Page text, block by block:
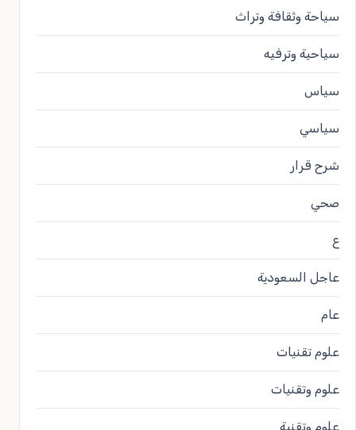
سياحة وثقافة وتراث
سياحية وترفيه
سياس
سياسي
شرح قرار
صحي
ع
عاجل السعودية
عام
علوم تقنيات
علوم وتقنيات
علوم وتقنية